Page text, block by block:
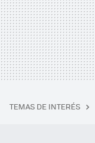
TEMAS DE INTERÉS